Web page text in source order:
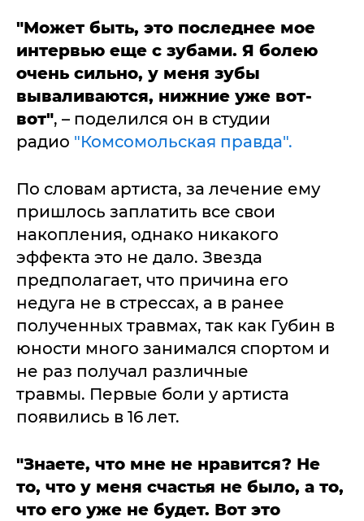
"Может быть, это последнее мое
интервью еще с зубами. Я болею
очень сильно, у меня зубы
вываливаются, нижние уже вот-
вот", – поделился он в студии
радио "Комсомольская правда".
По словам артиста, за лечение ему
пришлось заплатить все свои
накопления, однако никакого
эффекта это не дало. Звезда
предполагает, что причина его
недуга не в стрессах, а в ранее
полученных травмах, так как Губин в
юности много занимался спортом и
не раз получал различные
травмы. Первые боли у артиста
появились в 16 лет.
"Знаете, что мне не нравится? Не
то, что у меня счастья не было, а то,
что его уже не будет. Вот это